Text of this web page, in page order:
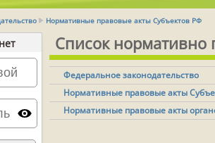
Нормативные правовые акты Субъектов РФ
Список нормативно
Федеральное законодательство
Нормативные правовые акты
Нормативные правовые акты